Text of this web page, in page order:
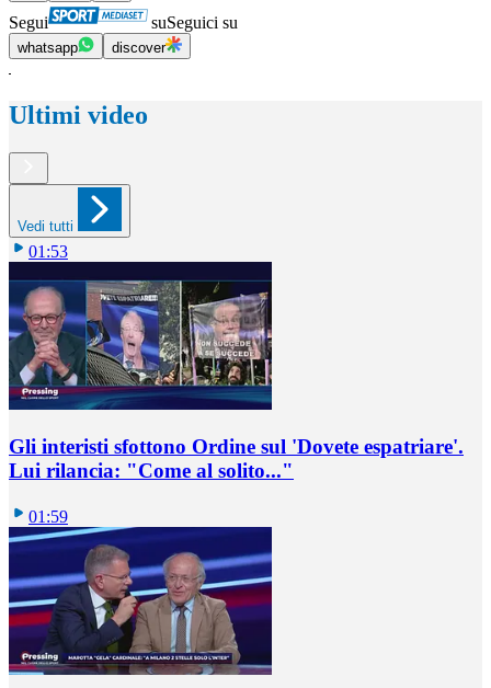
Segui suSeguici su
whatsapp discover
Ultimi video
Vedi tutti
01:53
Gli interisti sfottono Ordine sul 'Dovete espatriare'.
Lui rilancia: "Come al solito..."
01:59